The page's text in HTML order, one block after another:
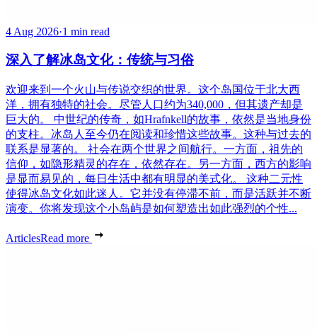
4 Aug 2026·1 min read
深入了解冰岛文化：传统与习俗
欢迎来到一个火山与传说交织的世界。这个岛国位于北大西
洋，拥有独特的社会。尽管人口约为340,000，但其遗产却是
巨大的。 中世纪的传奇，如Hrafnkell的故事，依然是当地身份
的支柱。冰岛人至今仍在阅读和珍惜这些故事。这种与过去的
联系是显著的。 社会在两个世界之间航行。一方面，祖先的
信仰，如隐形精灵的存在，依然存在。另一方面，西方的影响
是显而易见的，每日生活中都有明显的美式化。 这种二元性
使得冰岛文化如此迷人。它并没有停滞不前，而是活跃并不断
演变。你将发现这个小岛屿是如何塑造出如此强烈的个性...
ArticlesRead more